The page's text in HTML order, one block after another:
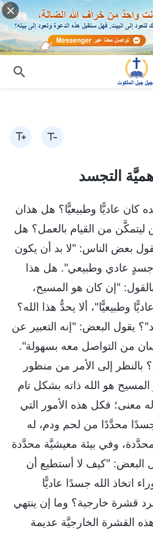
التجسد
كان عاديًّا وطبيعيًّا؟ هل هذان
ليتمكَّن من القيام بالعمل؟ هل
بعض الناس: "لا بد أن يكون
جسدٍ عادي وطبيعي". هل هذا
"إن كان هو المسيح،
وطبيعيًّا"، ألا يحدُّ هذا الله؟
يقول البعض: "إنه التعبير عن
من التواصل معه بسهولة".
إلى الأمر من منظور
هو الله ذاته بشكل تام
معنى؛ فكل هذه الأمور التي
جسدًا محدَّدًا من لحم ودم، له
وفي بيئة معيشيَّة محدَّدة
البعض: "كيف لا أستطيع أن
اتخاذ الله جسدًا عاديًّا
قشرة خارجية؟ وما إن ينتهي
القشرة الخارجيَّة عديمة